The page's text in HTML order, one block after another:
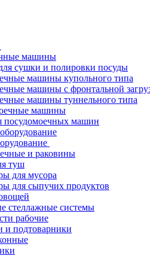
машины
сушки и полировки посуды
машины купольного типа
машины с фронтальной
машины туннельного типа
машины
посудомоечных машин
и раковины
туш
для мусора
для сыпучих продуктов
стеллажные системы
рабочие
и подтоварники